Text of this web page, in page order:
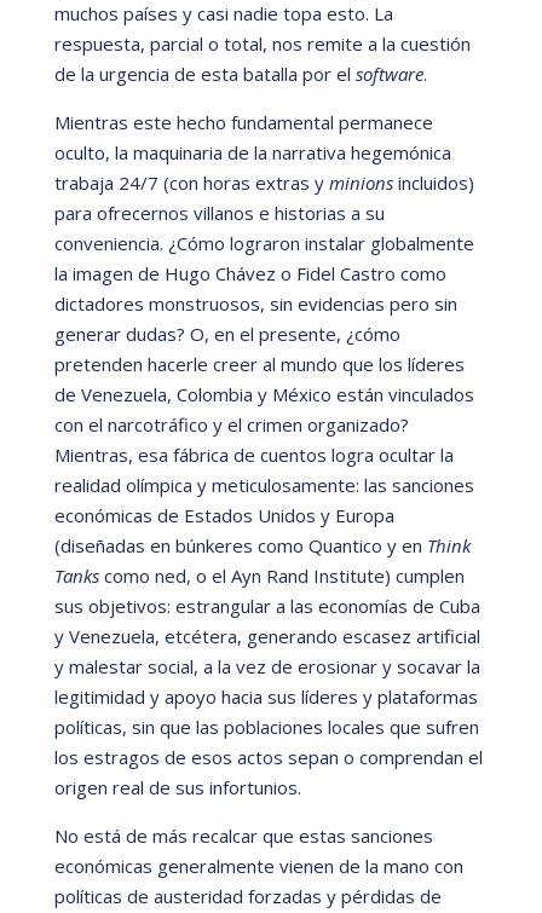
muchos países y casi nadie topa esto. La
respuesta, parcial o total, nos remite a la cuestión
de la urgencia de esta batalla por el software.
Mientras este hecho fundamental permanece
oculto, la maquinaria de la narrativa hegemónica
trabaja 24/7 (con horas extras y minionsincluidos)
para ofrecernos villanos e historias a su
conveniencia. ¿Cómo lograron instalar globalmente
la imagen de Hugo Chávez o Fidel Castro como
dictadores monstruosos, sin evidencias pero sin
generar dudas? O, en el presente, ¿cómo
pretenden hacerle creer al mundo que los líderes
de Venezuela, Colombia y México están vinculados
con el narcotráfico y el crimen organizado?
Mientras, esa fábrica de cuentos logra ocultar la
realidad olímpica y meticulosamente: las sanciones
económicas de Estados Unidos y Europa
(diseñadas en búnkeres como Quantico y en Think
Tankscomo ned, o el Ayn Rand Institute) cumplen
sus objetivos: estrangular a las economías de Cuba
y Venezuela, etcétera, generando escasez artificial
y malestar social, a la vez de erosionar y socavar la
legitimidad y apoyo hacia sus líderes y plataformas
políticas, sin que las poblaciones locales que sufren
los estragos de esos actos sepan o comprendan el
origen real de sus infortunios.
No está de más recalcar que estas sanciones
económicas generalmente vienen de la mano con
políticas de austeridad forzadas y pérdidas de